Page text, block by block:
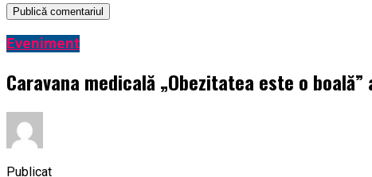
Eveniment
Caravana medicală „Obezitatea este o
Publicat